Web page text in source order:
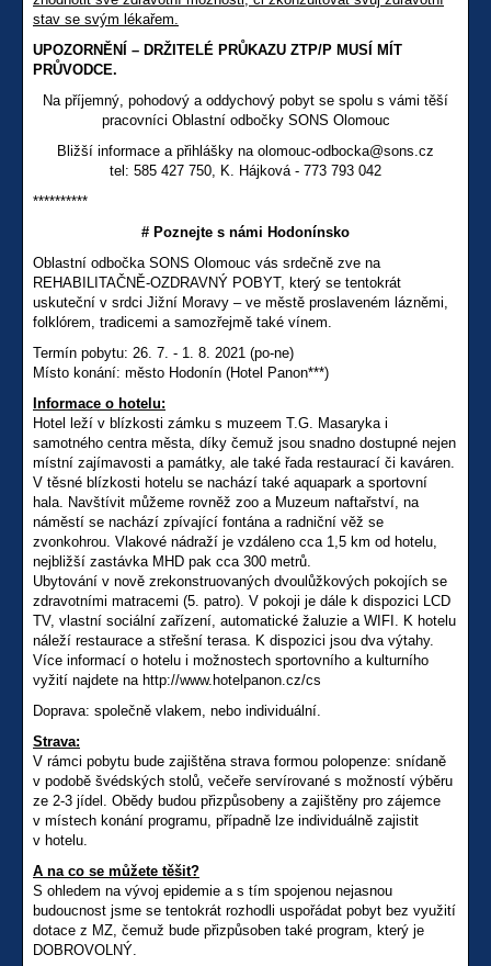
stav se svým lékařem.
UPOZORNĚNÍ – DRŽITELÉ PRŮKAZU ZTP/P MUSÍ MÍT
PRŮVODCE.
Na příjemný, pohodový a oddychový pobyt se spolu s vámi těší
pracovníci Oblastní odbočky SONS Olomouc
Bližší informace a přihlášky na olomouc-odbocka@sons.cz
tel: 585 427 750, K. Hájková - 773 793 042
**********
# Poznejte s námi Hodonínsko
Oblastní odbočka SONS Olomouc vás srdečně zve na
REHABILITAČNĚ-OZDRAVNÝ POBYT, který se tentokrát
uskuteční v srdci Jižní Moravy – ve městě proslaveném lázněmi,
folklórem, tradicemi a samozřejmě také vínem.
Termín pobytu: 26. 7. - 1. 8. 2021 (po-ne)
Místo konání: město Hodonín (Hotel Panon***)
Informace o hotelu:
Hotel leží v blízkosti zámku s muzeem T.G. Masaryka i
samotného centra města, díky čemuž jsou snadno dostupné nejen
místní zajímavosti a památky, ale také řada restaurací či kaváren.
V těsné blízkosti hotelu se nachází také aquapark a sportovní
hala. Navštívit můžeme rovněž zoo a Muzeum naftařství, na
náměstí se nachází zpívající fontána a radniční věž se
zvonkohrou. Vlakové nádraží je vzdáleno cca 1,5 km od hotelu,
nejbližší zastávka MHD pak cca 300 metrů.
Ubytování v nově zrekonstruovaných dvoulůžkových pokojích se
zdravotními matracemi (5. patro). V pokoji je dále k dispozici LCD
TV, vlastní sociální zařízení, automatické žaluzie a WIFI. K hotelu
náleží restaurace a střešní terasa. K dispozici jsou dva výtahy.
Více informací o hotelu i možnostech sportovního a kulturního
vyžití najdete na http://www.hotelpanon.cz/cs
Doprava: společně vlakem, nebo individuální.
Strava:
V rámci pobytu bude zajištěna strava formou polopenze: snídaně
v podobě švédských stolů, večeře servírované s možností výběru
ze 2-3 jídel. Obědy budou přizpůsobeny a zajištěny pro zájemce
v místech konání programu, případně lze individuálně zajistit
v hotelu.
A na co se můžete těšit?
S ohledem na vývoj epidemie a s tím spojenou nejasnou
budoucnost jsme se tentokrát rozhodli uspořádat pobyt bez využití
dotace z MZ, čemuž bude přizpůsoben také program, který je
DOBROVOLNÝ.